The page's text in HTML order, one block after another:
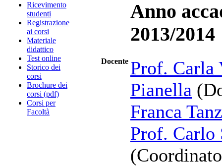
Ricevimento
studenti
Registrazione
ai corsi
Materiale
didattico
Test online
Storico dei
corsi
Brochure dei
corsi (pdf)
Corsi per
Facoltà
Anno
2013/2014
Docente Prof. Carla
Pianella
Franca
Prof.